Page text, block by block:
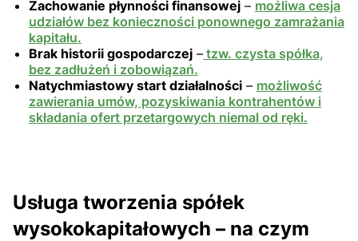
Zachowanie płynności finansowej – możliwa cesja
udziałów bez konieczności ponownego zamrażania
kapitału.
Brak historii gospodarczej – tzw. czysta spółka,
bez zadłużeń i zobowiązań.
Natychmiastowy start działalności – możliwość
zawierania umów, pozyskiwania kontrahentów i
składania ofert przetargowych niemal od ręki.
Usługa tworzenia spółek
wysokokapitałowych – na czym